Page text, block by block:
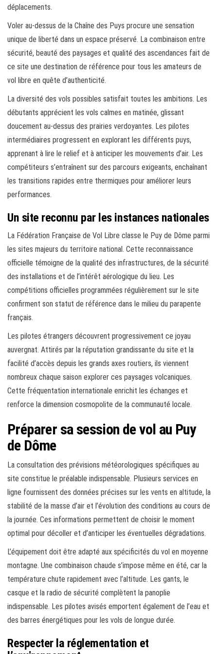
déplacements.
Voler au-dessus de la Chaîne des Puys procure une sensation
unique de liberté dans un espace préservé. La combinaison entre
sécurité, beauté des paysages et qualité des ascendances fait de
ce site une destination de référence pour tous les amateurs de
vol libre en quête d’authenticité.
La diversité des vols possibles satisfait toutes les ambitions. Les
débutants apprécient les vols calmes en matinée, glissant
doucement au-dessus des prairies verdoyantes. Les pilotes
intermédiaires progressent en explorant les différents puys,
apprenant à lire le relief et à anticiper les mouvements d’air. Les
compétiteurs s’entraînent sur des parcours exigeants, enchaînant
les transitions rapides entre thermiques pour améliorer leurs
performances.
Un site reconnu par les instances nationales
La Fédération Française de Vol Libre classe le Puy de Dôme parmi
les sites majeurs du territoire national. Cette reconnaissance
officielle témoigne de la qualité des infrastructures, de la sécurité
des installations et de l’intérêt aérologique du lieu. Les
compétitions officielles programmées régulièrement sur le site
confirment son statut de référence dans le milieu du parapente
français.
Les pilotes étrangers découvrent progressivement ce joyau
auvergnat. Attirés par la réputation grandissante du site et la
facilité d’accès depuis les grands axes routiers, ils viennent
nombreux chaque saison explorer ces paysages volcaniques.
Cette fréquentation internationale enrichit les échanges et
renforce la dimension cosmopolite de la communauté locale.
Préparer sa session de vol au Puy
de Dôme
La consultation des prévisions météorologiques spécifiques au
site constitue le préalable indispensable. Plusieurs services en
ligne fournissent des données précises sur les vents en altitude, la
stabilité de la masse d’air et l’évolution des conditions au cours de
la journée. Ces informations permettent de choisir le moment
optimal pour décoller et d’anticiper les éventuelles dégradations.
L’équipement doit être adapté aux spécificités du vol en moyenne
montagne. Une combinaison chaude s’impose même en été, car la
température chute rapidement avec l’altitude. Les gants, le
casque et la radio de sécurité complètent la panoplie
indispensable. Les pilotes avisés emportent également de l’eau et
des barres énergétiques pour les vols de longue durée.
Respecter la réglementation et